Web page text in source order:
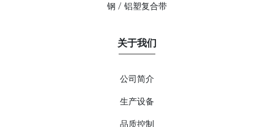
钢 / 铝塑复合带
关于我们
公司简介
生产设备
品质控制